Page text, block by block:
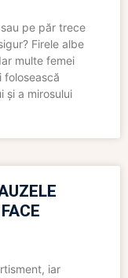
pe păr trece
Firele albe
multe femei
folosească
și a mirosului
iar